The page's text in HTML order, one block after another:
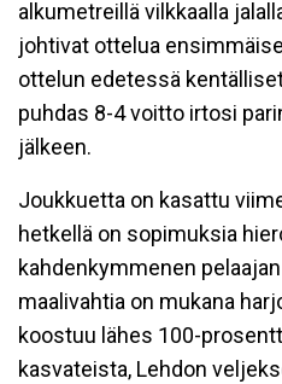
alkumetreillä vilkkaalla
johtivat ottelua
ottelun edetessä
puhdas 8-4 voitto irtosi
jälkeen.
Joukkuetta on kasattu
hetkellä on sopimuksia
kahdenkymmenen
maalivahtia on mukana
koostuu lähes 100-
kasvateista, Lehdon